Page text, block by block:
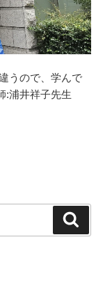
うので、学んで
:浦井祥子先生